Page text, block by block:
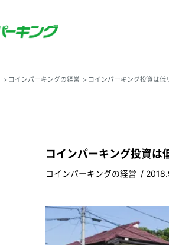
コインパーキングの経営 コインパーキング投資は低
コインパーキングの経営
コインパーキング投資は